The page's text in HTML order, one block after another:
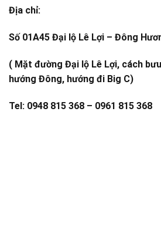
Địa chỉ:
Số 01A45 Đại lộ Lê Lợi – Đông
( Mặt đường Đại lộ Lê Lợi, cách
hướng Đông, hướng đi Big C)
Tel: 0948 815 368 – 0961 815 368